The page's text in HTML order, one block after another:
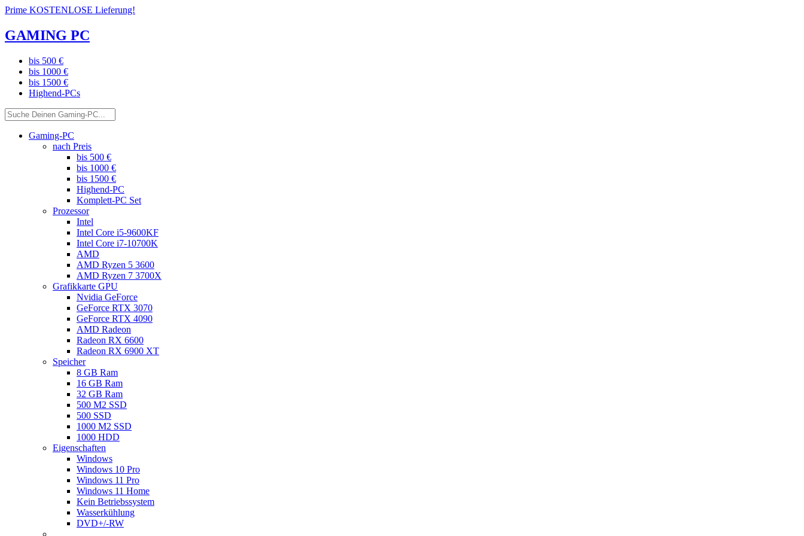
Prime KOSTENLOSE Lieferung!
GAMING PC
bis 500 €
bis 1000 €
bis 1500 €
Highend-PCs
Gaming-PC
nach Preis
bis 500 €
bis 1000 €
bis 1500 €
Highend-PC
Komplett-PC Set
Prozessor
Intel
Intel Core i5-9600KF
Intel Core i7-10700K
AMD
AMD Ryzen 5 3600
AMD Ryzen 7 3700X
Grafikkarte GPU
Nvidia GeForce
GeForce RTX 3070
GeForce RTX 4090
AMD Radeon
Radeon RX 6600
Radeon RX 6900 XT
Speicher
8 GB Ram
16 GB Ram
32 GB Ram
500 M2 SSD
500 SSD
1000 M2 SSD
1000 HDD
Eigenschaften
Windows
Windows 10 Pro
Windows 11 Pro
Windows 11 Home
Kein Betriebssystem
Wasserkühlung
DVD+/-RW